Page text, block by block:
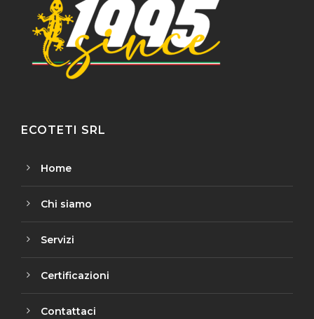
ECOTETI SRL
Home
Chi siamo
Servizi
Certificazioni
Contattaci